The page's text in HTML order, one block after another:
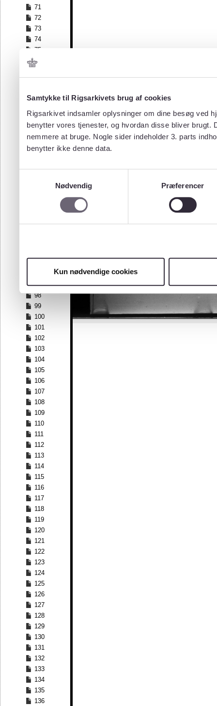
Samtykke til Rigsarkivets brug af cookies
Rigsarkivet indsamler oplysninger om dine besøg ved
benytter vores tjenester, og hvordan disse bliver
nemmere at bruge. Nogle sider indeholder 3. parts
benytter ikke denne data.
Nødvendig
Præferencer
Kun nødvendige cookies
71
72
73
74
75
76
81
82
83
84
86
97
98
99
100
101
102
103
104
105
106
107
108
109
110
111
112
113
114
115
116
117
118
119
120
121
122
123
124
125
126
127
128
129
130
131
132
133
134
135
136